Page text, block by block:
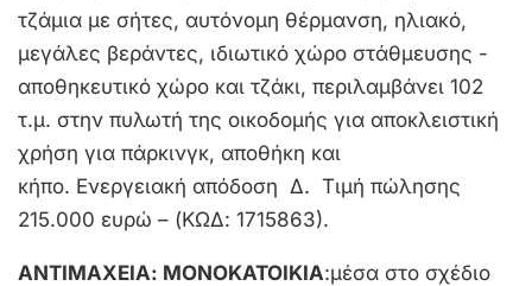
τζάμια με σήτες, αυτόνομη θέρμανση, ηλιακό,
μεγάλες βεράντες, ιδιωτικό χώρο στάθμευσης -
αποθηκευτικό χώρο και τζάκι, περιλαμβάνει 102
τ.μ. στην πυλωτή της οικοδομής για αποκλειστική
χρήση για πάρκινγκ, αποθήκη και
κήπο. Ενεργειακή απόδοση Δ. Τιμή πώλησης
215.000 ευρώ – (ΚΩΔ: 1715863).
ΑΝΤΙΜΑΧΕΙΑ: ΜΟΝΟΚΑΤΟΙΚΙΑ:μέσα στο σχέδιο